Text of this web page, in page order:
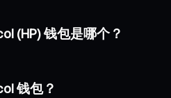
(HP) 钱包是哪个？
钱包？